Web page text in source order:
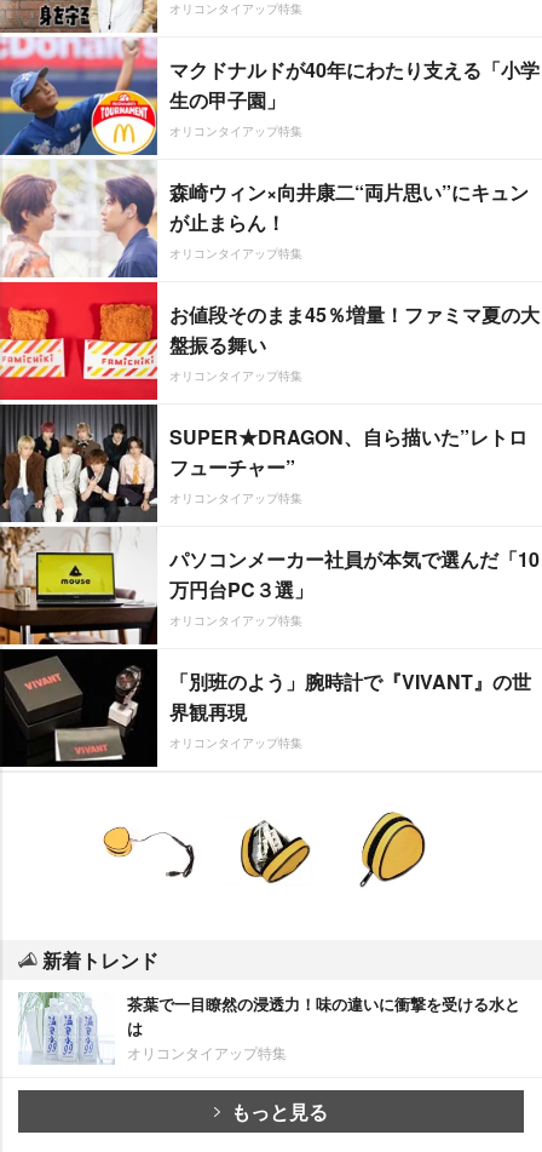
オリコンタイアップ特集
マクドナルドが40年にわたり支える「小学
生の甲子園」
オリコンタイアップ特集
森崎ウィン×向井康二“両片思い”にキュン
が止まらん！
オリコンタイアップ特集
お値段そのまま45％増量！ファミマ夏の大
盤振る舞い
オリコンタイアップ特集
SUPER★DRAGON、自ら描いた”レトロ
フューチャー”
オリコンタイアップ特集
パソコンメーカー社員が本気で選んだ「10
万円台PC３選」
オリコンタイアップ特集
「別班のよう」腕時計で『VIVANT』の世
界観再現
オリコンタイアップ特集
新着トレンド
茶葉で一目瞭然の浸透力！味の違いに衝撃を受ける水と
は
オリコンタイアップ特集
もっと見る